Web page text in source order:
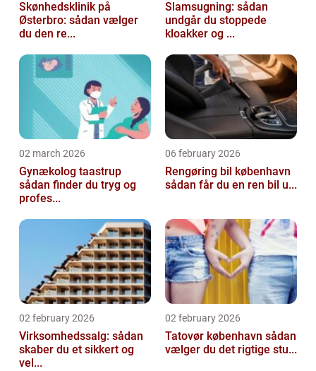
Skønhedsklinik på
Østerbro: sådan vælger
du den re...
Slamsugning: sådan
undgår du stoppede
kloakker og ...
02 march 2026
Gynækolog taastrup
sådan finder du tryg og
profes...
06 february 2026
Rengøring bil københavn
sådan får du en ren bil u...
02 february 2026
Virksomhedssalg: sådan
skaber du et sikkert og
vel...
02 february 2026
Tatovør københavn sådan
vælger du det rigtige stu...